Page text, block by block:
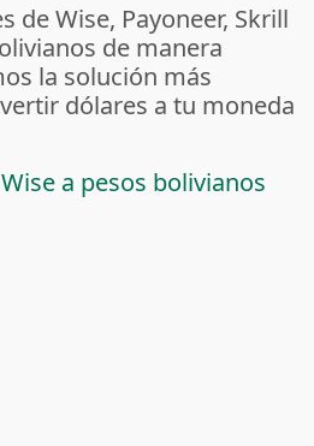
de Wise, Payoneer, Skrill
de manera
la solución más
dólares a tu moneda
a pesos bolivianos